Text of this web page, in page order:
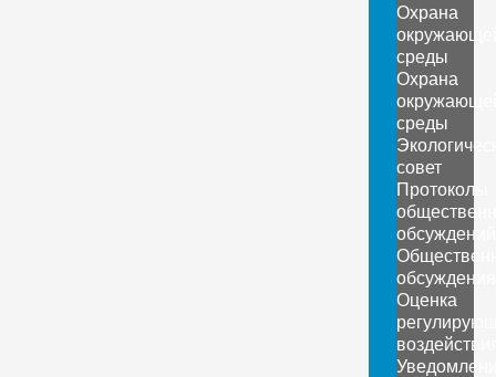
Охрана
среды
Охрана
среды
совет
Протоколы
обсуждений
обсуждения
Оценка